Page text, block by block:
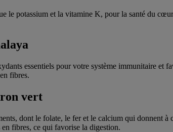
le potassium et la vitamine K, pour la santé du
essentiels pour votre système immunitaire et
fibres.
vert
dont le folate, le fer et le calcium qui donnent
fibres, ce qui favorise la digestion.